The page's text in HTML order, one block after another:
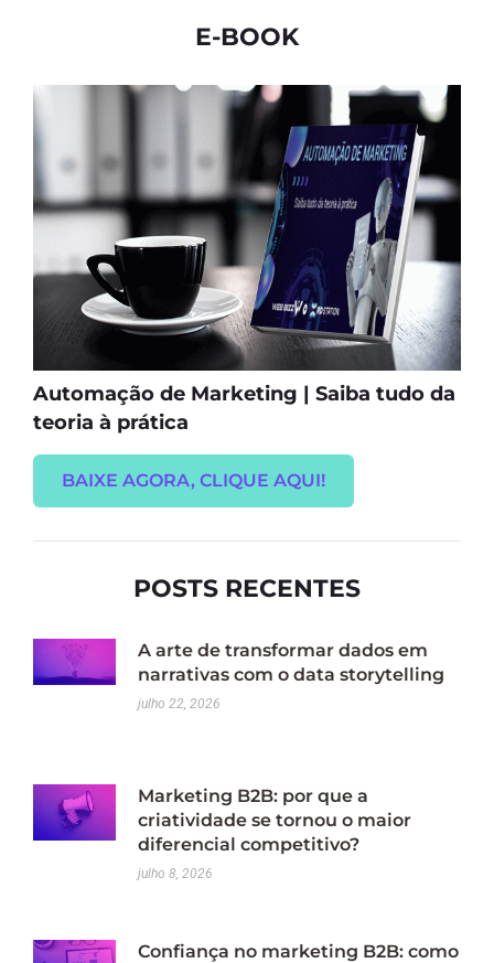
E-BOOK
Automação de Marketing | Saiba tudo da
teoria à prática
BAIXE AGORA, CLIQUE AQUI!
POSTS RECENTES
A arte de transformar dados em
narrativas com o data storytelling
julho 22, 2026
Marketing B2B: por que a
criatividade se tornou o maior
diferencial competitivo?
julho 8, 2026
Confiança no marketing B2B: como